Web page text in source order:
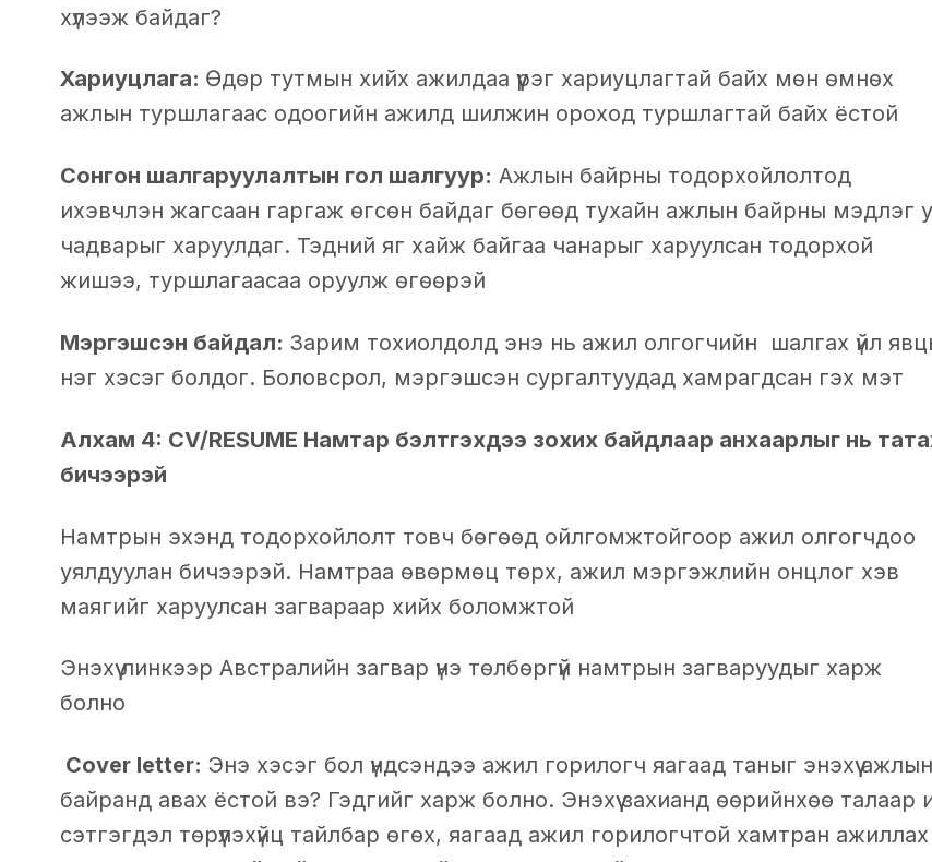
хүлээж байдаг?
Хариуцлага: Өдөр тутмын хийх ажилдаа үүрэг хариуцлагтай байх мөн өмнөх
ажлын туршлагаас одоогийн ажилд шилжин ороход туршлагтай байх ёстой
Сонгон шалгаруулалтын гол шалгуур: Ажлын байрны тодорхойлолтод
ихэвчлэн жагсаан гаргаж өгсөн байдаг бөгөөд тухайн ажлын байрны мэдлэг
чадварыг харуулдаг. Тэдний яг хайж байгаа чанарыг харуулсан тодорхой
жишээ, туршлагаасаа оруулж өгөөрэй
Мэргэшсэн байдал: Зарим тохиолдолд энэ нь ажил олгогчийн шалгах үйл
нэг хэсэг болдог. Боловсрол, мэргэшсэн сургалтуудад хамрагдсан гэх мэт
Алхам 4: CV/RESUME Намтар бэлтгэхдээ зохих байдлаар анхаарлыг нь
бичээрэй
Намтрын эхэнд тодорхойлолт товч бөгөөд ойлгомжтойгоор ажил олгогчдоо
уялдуулан бичээрэй. Намтраа өвөрмөц төрх, ажил мэргэжлийн онцлог хэв
маягийг харуулсан загвараар хийх боломжтой
Энэхүү линкээр Австралийн загвар үнэ төлбөргүй намтрын загваруудыг харж
болно
Cover letter: Энэ хэсэг бол үндсэндээ ажил горилогч яагаад таныг энэхүү ажлын
байранд авах ёстой вэ? Гэдгийг харж болно. Энэхүү захианд өөрийнхөө талаар
сэтгэгдэл төрүүлэхүйц тайлбар өгөх, яагаад ажил горилогчтой хамтран ажиллах